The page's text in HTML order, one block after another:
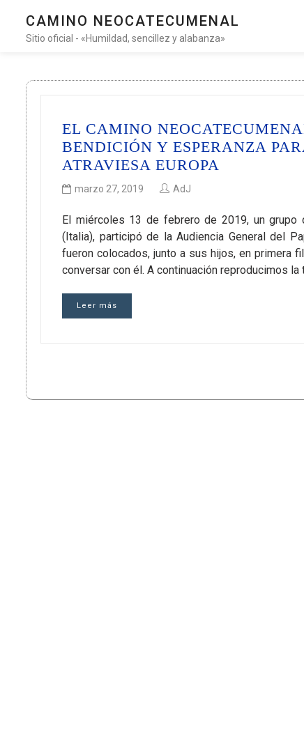
CAMINO NEOCATECUMENAL
Sitio oficial - «Humildad, sencillez y alabanza»
EL CAMINO
BENDICIÓN Y ESPERANZA
ATRAVIESA EUROPA
marzo 27, 2019 AdJ
El miércoles 13 de febrero de 2019, un grupo
(Italia), participó de la Audiencia General del
fueron colocados, junto a sus hijos, en primera
conversar con él. A continuación reproducimos
Leer más